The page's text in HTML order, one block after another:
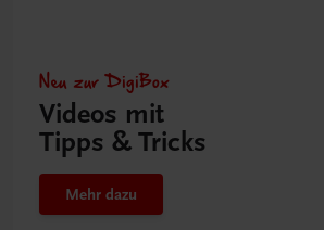
Neu zur DigiBox
Videos mit
Tipps & Tricks
Mehr dazu